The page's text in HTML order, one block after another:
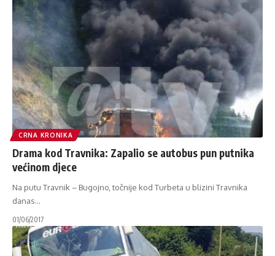
CRNA KRONIKA
Drama kod Travnika: Zapalio se autobus pun putnika
većinom djece
Na putu Travnik – Bugojno, točnije kod Turbeta u blizini Travnika
danas…
01/06/2017